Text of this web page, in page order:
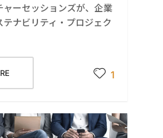
ャーセッションズが、企業
テナビリティ・プロジェク
1